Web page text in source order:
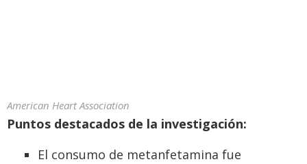
American Heart Association
Puntos destacados de la investigación:
El consumo de metanfetamina fue